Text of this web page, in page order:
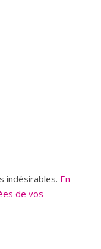
indésirables. En
de vos